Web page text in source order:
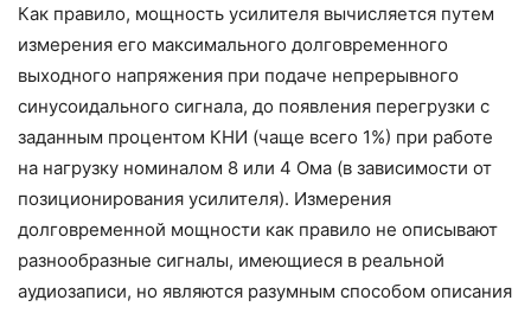
Как правило, мощность усилителя вычисляется путем
измерения его максимального долговременного
выходного напряжения при подаче непрерывного
синусоидального сигнала, до появления перегрузки с
заданным процентом КНИ (чаще всего 1%) при работе
на нагрузку номиналом 8 или 4 Ома (в зависимости от
позиционирования усилителя). Измерения
долговременной мощности как правило не описывают
разнообразные сигналы, имеющиеся в реальной
аудиозаписи, но являются разумным способом описания